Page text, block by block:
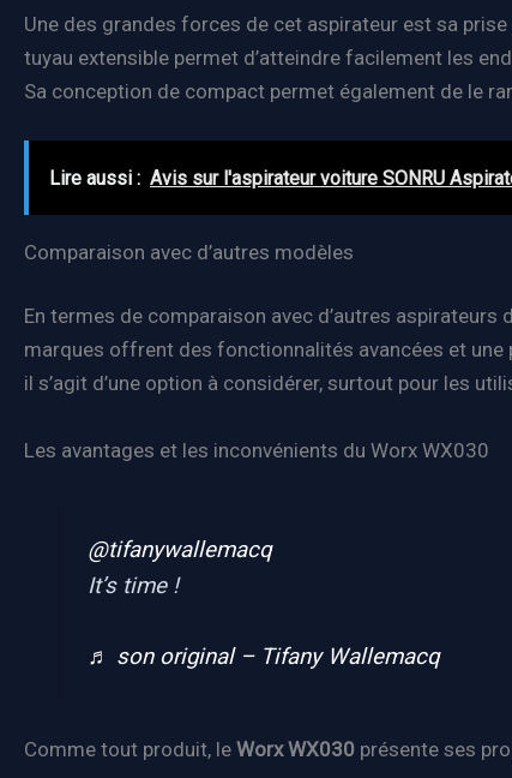
Une des grandes forces de cet aspirateur est sa
tuyau extensible permet d’atteindre facilement les
Sa conception de compact permet également de le
Lire aussi : Avis sur l'aspirateur voiture SONRU
Comparaison avec d’autres modèles
En termes de comparaison avec d’autres aspirateurs
marques offrent des fonctionnalités avancées et une
il s’agit d’une option à considérer, surtout pour les
Les avantages et les inconvénients du Worx WX030
@tifanywallemacq
It’s time !
♬ son original – Tifany Wallemacq
Comme tout produit, le Worx WX030 présente ses